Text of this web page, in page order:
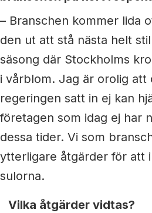
– Branschen kommer lida
den ut att stå nästa helt
säsong där Stockholms
i vårblom. Jag är orolig att
regeringen satt in ej kan
företagen som idag ej har
dessa tider. Vi som
ytterligare åtgärder för att
sulorna.
Vilka åtgärder vidtas?